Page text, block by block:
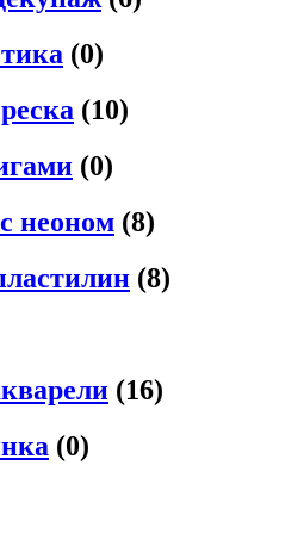
(0)
(10)
(0)
неоном (8)
(8)
(16)
(0)